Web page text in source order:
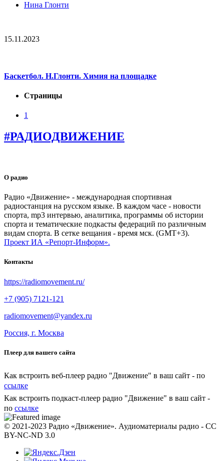
Нина Глонти
15.11.2023
Баскетбол. Н.Глонти. Химия на площадке
Страницы
1
#РАДИОДВИЖЕНИЕ
О радио
Радио «Движение» - международная спортивная
радиостанция на русском языке. В каждом часе - новости
спорта, mp3 интервью, аналитика, программы об истории
спорта и тематические подкасты федераций по различным
видам спорта. В сетке вещания - время мск. (GMT+3).
Проект ИА «Репорт-Информ».
Контакты
https://radiomovement.ru/
+7 (905) 7121-121
radiomovement@yandex.ru
Россия, г. Москва
Плеер для вашего сайта
Как встроить веб-плеер радио "Движение" в ваш сайт - по
ссылке
Как встроить подкаст-плеер радио "Движение" в ваш сайт -
по ссылке
© 2021-2023 Радио «Движение». Аудиоматериалы радио - CC
BY-NC-ND 3.0